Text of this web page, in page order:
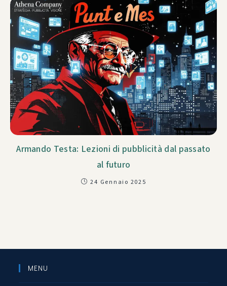
Armando Testa: Lezioni di pubblicità dal passato
al futuro
24 Gennaio 2025
MENU